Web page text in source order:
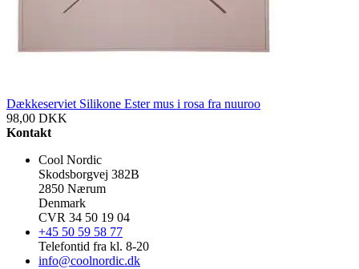
Dækkeserviet Silikone Ester mus i rosa fra nuuroo
98,00 DKK
Kontakt
Cool Nordic
Skodsborgvej 382B
2850 Nærum
Denmark
CVR 34 50 19 04
+45 50 59 58 77
Telefontid fra kl. 8-20
info@coolnordic.dk